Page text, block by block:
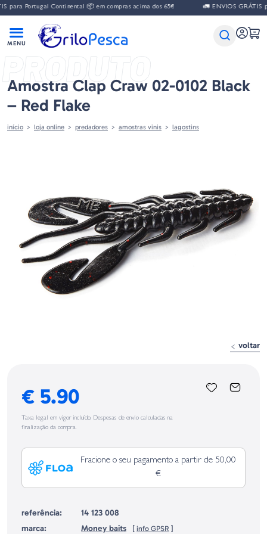
para Portugal Continental 📦 em compras acima dos 65€ 🚛 ENVIOS GRÁTIS
PRODUTO
Amostra Clap Craw 02-0102 Black
– Red Flake
início loja online predadores amostras vinis lagostins
voltar
€ 5.90
Taxa legal em vigor incluído. Despesas de envio calculadas na
finalização da compra.
Fracione o seu pagamento a partir de 50,00
€
referência:
14 123 008
marca:
Money baits [ info GPSR ]